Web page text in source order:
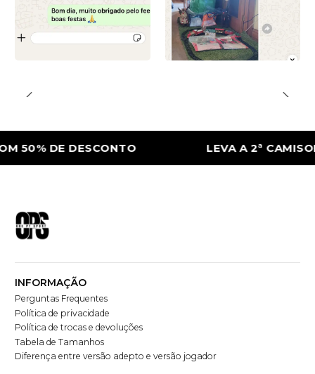
DESCONTO LEVA A 2ª CAMISOLA COM
INFORMAÇÃO
Perguntas Frequentes
Política de privacidade
Política de trocas e devoluções
Tabela de Tamanhos
Diferença entre versão adepto e versão jogador